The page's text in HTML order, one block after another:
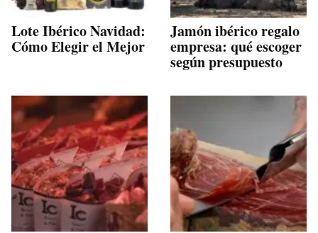
Lote Ibérico Navidad:
Cómo Elegir el Mejor
Jamón ibérico regalo
empresa: qué escoger
según presupuesto